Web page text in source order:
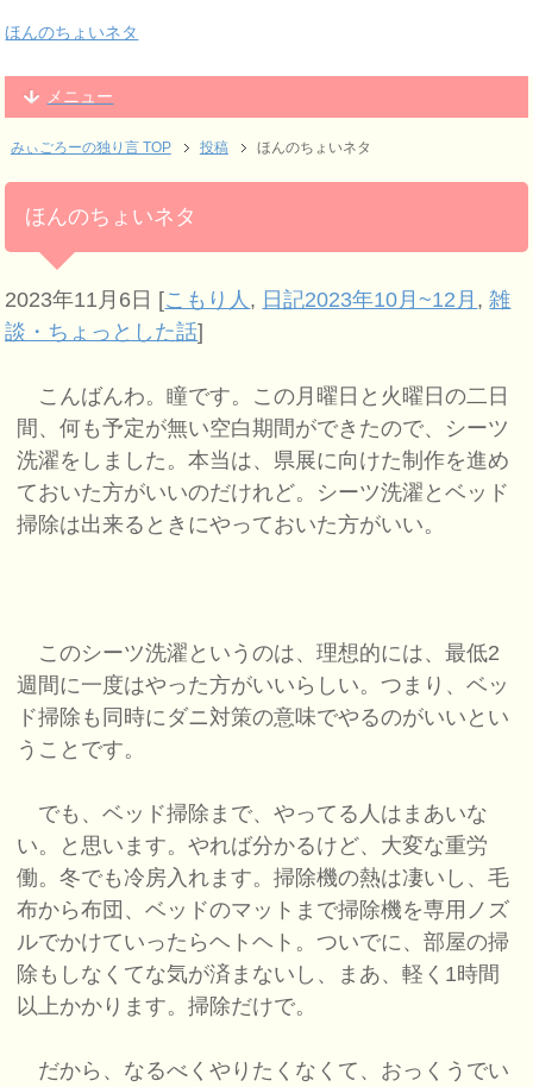
ほんのちょいネタ
メニュー
みぃごろーの独り言 TOP 投稿 ほんのちょいネタ
ほんのちょいネタ
2023年11月6日 [こもり人 , 日記2023年10月~12月 ,雑
談・ちょっとした話]
こんばんわ。瞳です。この月曜日と火曜日の二日
間、何も予定が無い空白期間ができたので、シーツ
洗濯をしました。本当は、県展に向けた制作を進め
ておいた方がいいのだけれど。シーツ洗濯とベッド
掃除は出来るときにやっておいた方がいい。
このシーツ洗濯というのは、理想的には、最低2
週間に一度はやった方がいいらしい。つまり、ベッ
ド掃除も同時にダニ対策の意味でやるのがいいとい
うことです。
でも、ベッド掃除まで、やってる人はまあいな
い。と思います。やれば分かるけど、大変な重労
働。冬でも冷房入れます。掃除機の熱は凄いし、毛
布から布団、ベッドのマットまで掃除機を専用ノズ
ルでかけていったらヘトヘト。ついでに、部屋の掃
除もしなくてな気が済まないし、まあ、軽く1時間
以上かかります。掃除だけで。
だから、なるべくやりたくなくて、おっくうでい